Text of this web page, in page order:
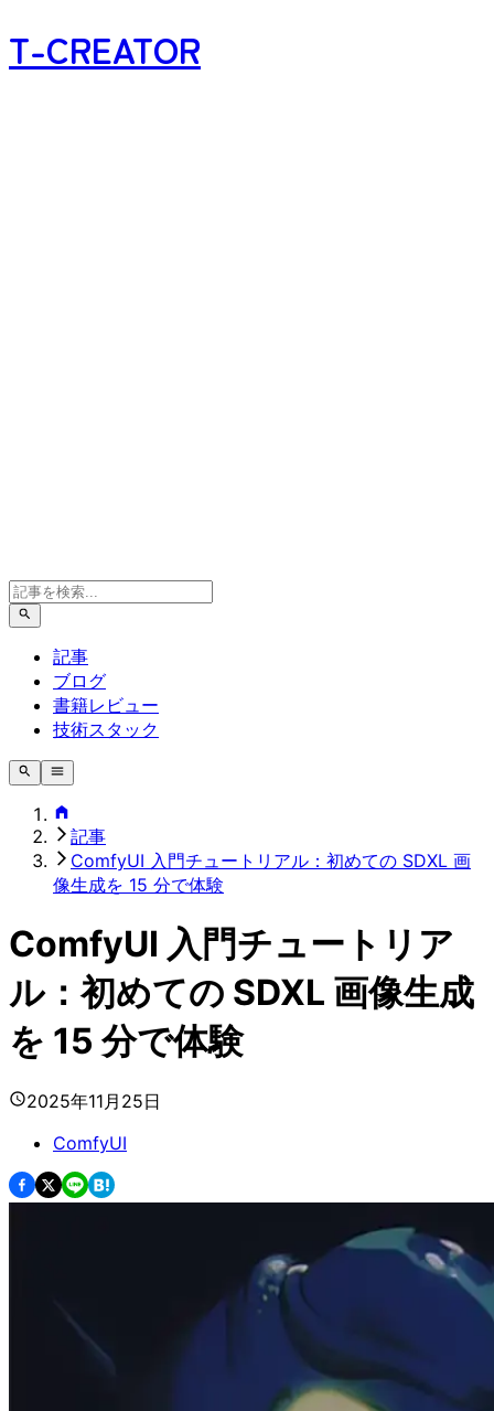
T-CREATOR
記事
ブログ
書籍レビュー
技術スタック
記事
ComfyUI 入門チュートリアル：初めての SDXL 画
像生成を 15 分で体験
ComfyUI 入門チュートリア
ル：初めての SDXL 画像生成
を 15 分で体験
2025年11月25日
ComfyUI